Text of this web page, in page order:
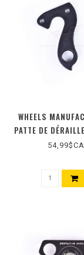
WHEELS
PATTE DE
54,99$CA